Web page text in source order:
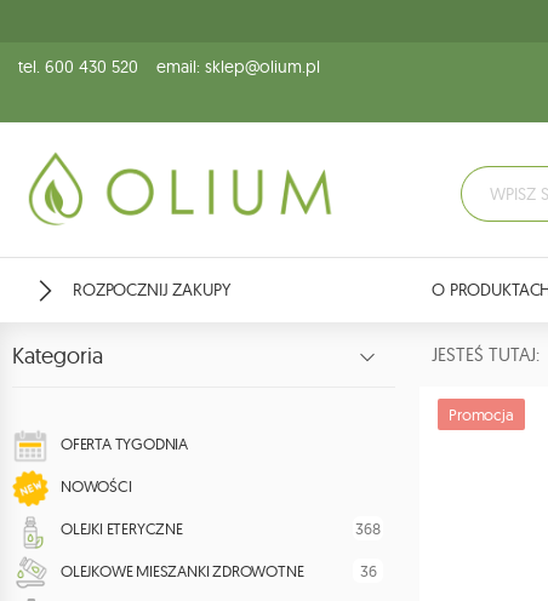
tel. 600 430 520 email: sklep@olium.pl
ROZPOCZNIJ ZAKUPY O
Kategoria
OFERTA TYGODNIA
NOWOŚCI
OLEJKI ETERYCZNE 368
OLEJKOWE MIESZANKI ZDROWOTNE 36
JESTEŚ TUTAJ:
Promocja